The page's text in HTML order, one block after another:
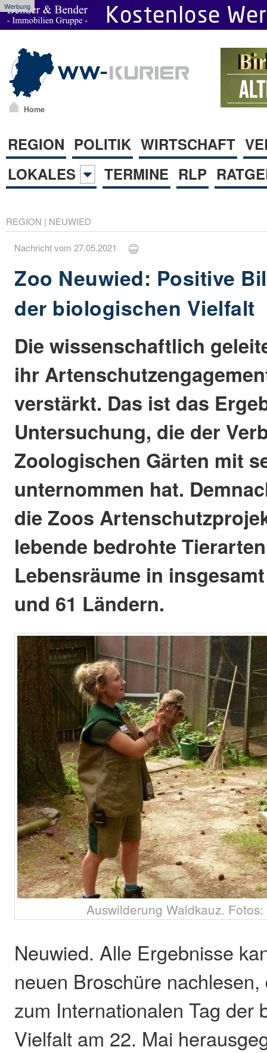
Werbung
Home
REGION POLITIK WIRTSCHAFT
LOKALES
TERMINE RLP
REGION | NEUWIED
Nachricht vom 27.05.2021
Zoo Neuwied: Positive
der biologischen Vielfalt
Die wissenschaftlich
ihr
verstärkt. Das ist das
Untersuchung, die der
Zoologischen Gärten mit
unternommen hat.
die Zoos
lebende bedrohte
Lebensräume in
und 61 Ländern.
Auswilderung Waldkauz.
Neuwied. Alle Ergebnisse
neuen Broschüre
zum Internationalen Tag der
Vielfalt am 22. Mai